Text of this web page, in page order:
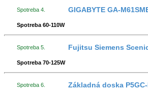
Spotreba 4. GIGABYTE GA-
Spotreba 60-110W
Spotreba 5. Fujitsu Siemens
Spotreba 70-125W
Spotreba 6. Základná doska